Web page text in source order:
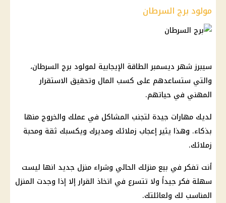
مولود برج السرطان
سيبرز شهر ديسمبر الطاقة الإيجابية لمولود برج السرطان،
والتي ستساعدهم على كسب المال وتحقيق الاستقرار
المهني في حياتهم.
لديك مهارات جيدة لتجنب المشاكل في عملك والخروج منها
بذكاء. وهذا يثير إعجاب زملائك ومديرك ويكسبك ثقة ومحبة
زملائك.
أنت تفكر في بيع منزلك الحالي وشراء منزل جديد انها ليست
سهلة فكر جيداً ولا تتسرع في اتخاذ القرار إلا إذا وجدت المنزل
المناسب لك ولعائلتك.